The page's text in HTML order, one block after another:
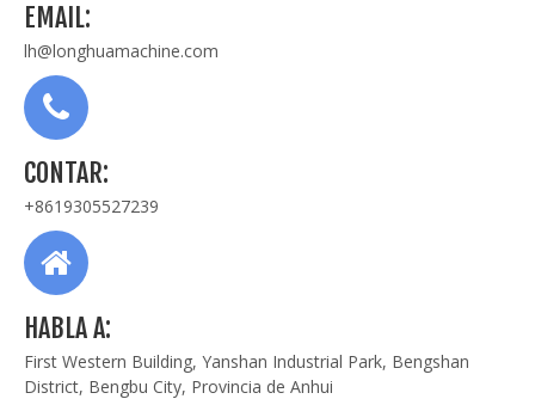
EMAIL:
lh@longhuamachine.com
CONTAR:
+8619305527239
HABLA A:
First Western Building, Yanshan Industrial Park, Bengshan
District, Bengbu City, Provincia de Anhui